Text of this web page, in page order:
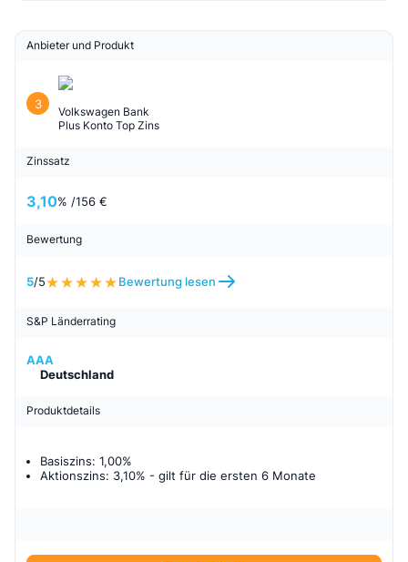
Anbieter und Produkt
3
Volkswagen Bank
Plus Konto Top Zins
Zinssatz
3,10% /156 €
Bewertung
5/5 Bewertung lesen
S&P Länderrating
AAA
Deutschland
Produktdetails
Basiszins: 1,00%
Aktionszins: 3,10% - gilt für die ersten 6 Monate